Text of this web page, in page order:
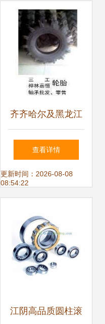
见，专业铸未来
齐齐哈尔及黑龙江
地区玉米收获机与
水田撒肥机生产厂
查看详情
更新时间：2026-08-08
08:54:22
江阴高品质圆柱滚